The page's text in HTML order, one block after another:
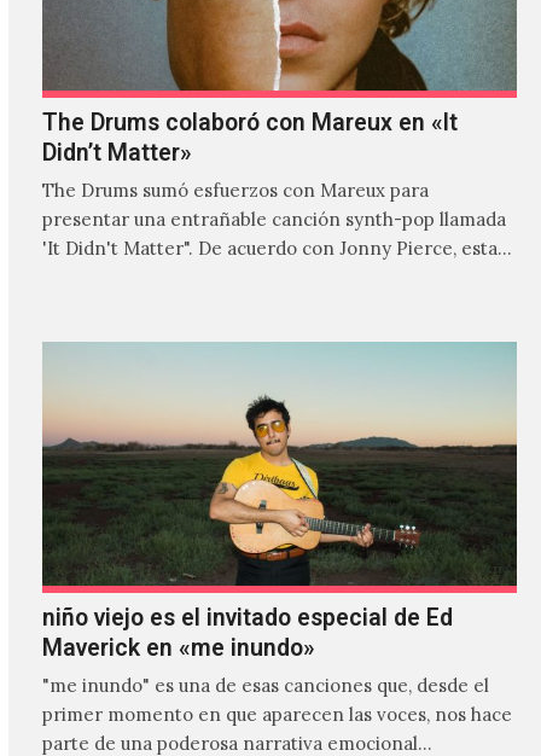
The Drums colaboró con Mareux en «It
Didn’t Matter»
The Drums sumó esfuerzos con Mareux para
presentar una entrañable canción synth-pop llamada
'It Didn't Matter". De acuerdo con Jonny Pierce, esta
niño viejo es el invitado especial de Ed
Maverick en «me inundo»
"me inundo" es una de esas canciones que, desde el
primer momento en que aparecen las voces, nos hace
parte de una poderosa narrativa emocional…